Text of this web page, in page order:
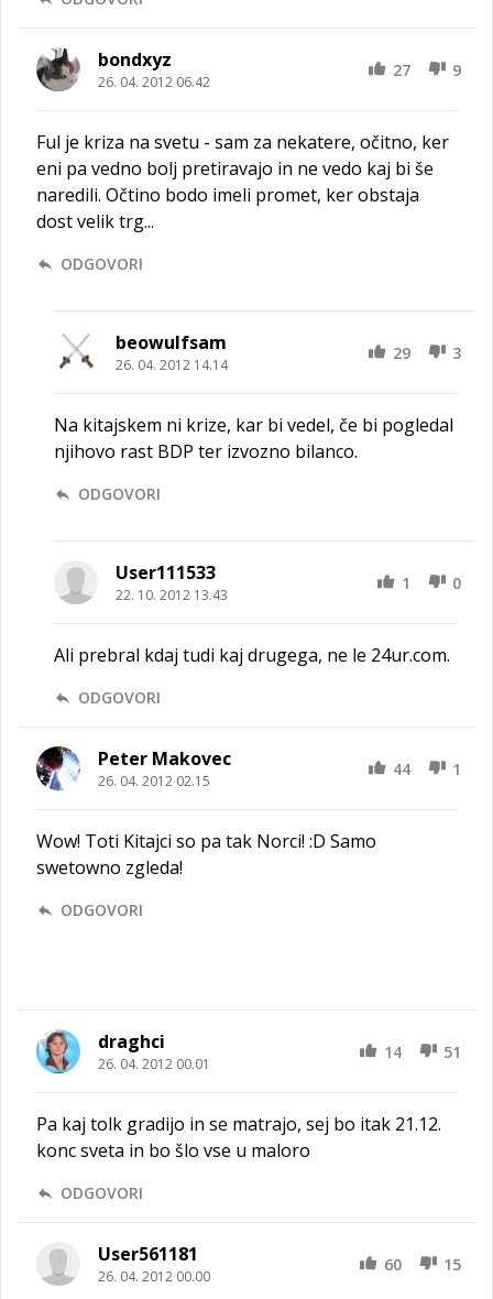
bondxyz
26. 04. 2012 06.42
27 9
Ful je kriza na svetu - sam za nekatere, očitno, ker
eni pa vedno bolj pretiravajo in ne vedo kaj bi še
naredili. Očtino bodo imeli promet, ker obstaja
dost velik trg...
ODGOVORI
beowulfsam
26. 04. 2012 14.14
29 3
Na kitajskem ni krize, kar bi vedel, če bi pogledal
njihovo rast BDP ter izvozno bilanco.
ODGOVORI
User111533
22. 10. 2012 13.43
1 0
Ali prebral kdaj tudi kaj drugega, ne le 24ur.com.
ODGOVORI
Peter Makovec
26. 04. 2012 02.15
44 1
Wow! Toti Kitajci so pa tak Norci! :D Samo
swetowno zgleda!
ODGOVORI
draghci
26. 04. 2012 00.01
14 51
Pa kaj tolk gradijo in se matrajo, sej bo itak 21.12.
konc sveta in bo šlo vse u maloro
ODGOVORI
User561181
26. 04. 2012 00.00
60 15